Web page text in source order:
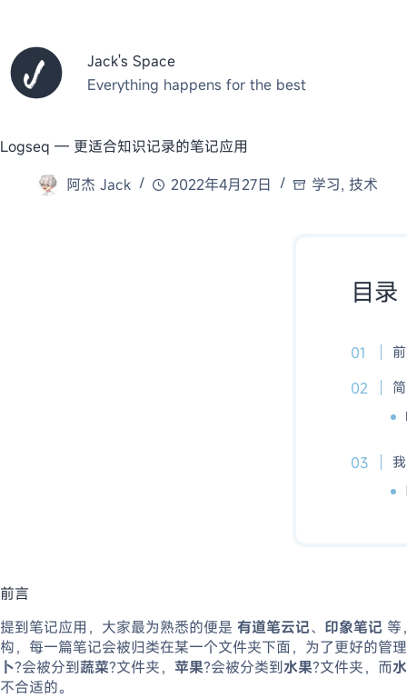
容
Jack's Space
Everything happens for the best
Logseq — 更适合知识记录的笔记应用
阿杰 Jack
2022年4月27日 学习, 技术
目录
前言
提到笔记应用，大家最为熟悉的便是 有道笔云记、 印象笔记 等
构，每一篇笔记会被归类在某一个文件夹下面，为了更好的管
卜?会被分到蔬菜?文件夹， 苹果?会被分类到水果?文件夹，而
不合适的。